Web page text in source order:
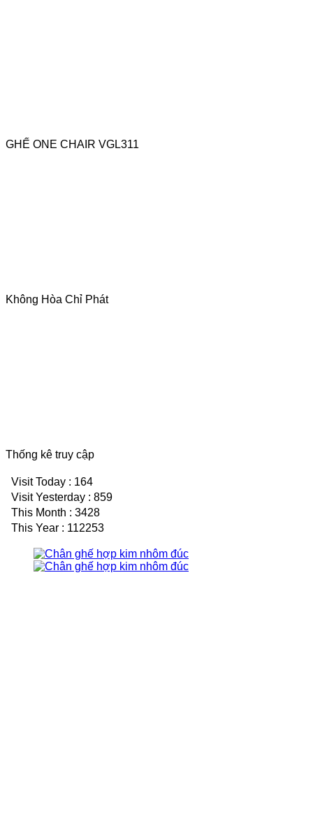
GHẾ ONE CHAIR VGL311
Không Hòa Chỉ Phát
Thống kê truy cập
Visit Today : 164
Visit Yesterday : 859
This Month : 3428
This Year : 112253